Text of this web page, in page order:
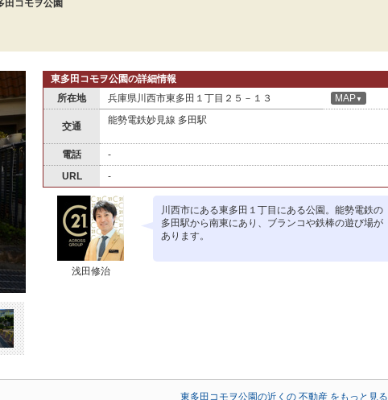
田コモヲ公園
東多田コモヲ公園の詳細情報
所在地
兵庫県川西市東多田１丁目２５－１３ MAP ▼
交通
能勢電鉄妙見線 多田駅
電話
-
URL
-
浅田修治
川西市にある東多田１丁目にある公園。能勢電鉄の
多田駅から南東にあり、ブランコや鉄棒の遊び場が
あります。
東多田コモヲ公園の近くの 不動産 をもっと見る